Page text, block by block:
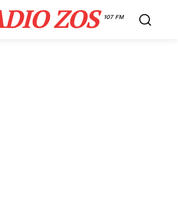
ZOS 107 FM